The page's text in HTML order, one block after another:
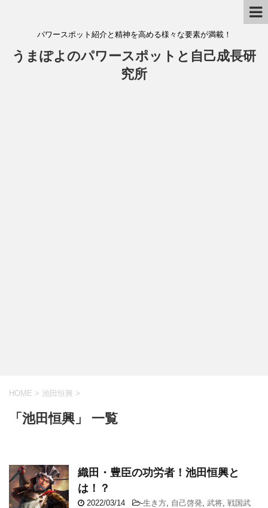
パワースポット紹介と精神を高める様々な要素が満載！
うまぽよのパワースポットと自己成長研
究所
HOME > 池田恒興 >
「池田恒興」 一覧
織田・豊臣の功労者！池田恒興と
は！？
2022/03/14 -生き方 自己啓発 武将 戦国武